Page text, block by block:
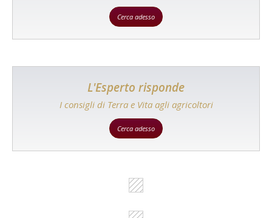
Cerca adesso
L'Esperto risponde
I consigli di Terra e Vita agli agricoltori
Cerca adesso